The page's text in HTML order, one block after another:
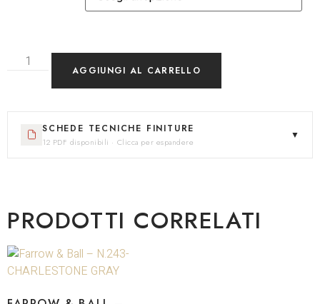
AGGIUNGI AL CARRELLO
SCHEDE TECNICHE FINITURE
12 PDF disponibili · Clicca per espandere
▼
PRODOTTI CORRELATI